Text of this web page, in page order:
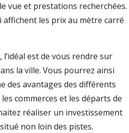
vue et prestations recherchées.
affichent les prix au mètre carré
est de vous rendre sur
la ville. Vous pourrez ainsi
des avantages des différents
commerces et les départs de
réaliser un investissement
non loin des pistes.